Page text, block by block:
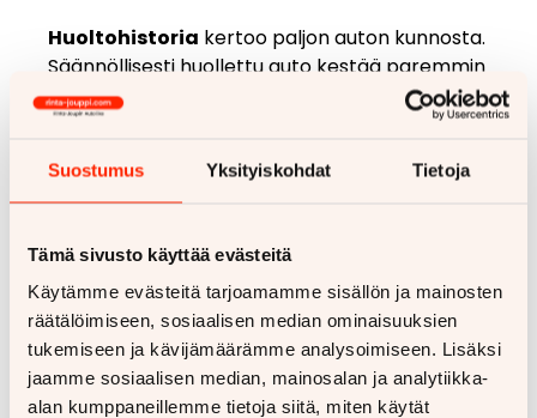
Suostumus Yksityiskohdat Tietoja
Tämä sivusto käyttää evästeitä
Käytämme evästeitä tarjoamamme sisällön ja mainosten
räätälöimiseen, sosiaalisen median ominaisuuksien
tukemiseen ja kävijämäärämme analysoimiseen. Lisäksi
jaamme sosiaalisen median, mainosalan ja analytiikka-
alan kumppaneillemme tietoja siitä, miten käytät
Huoltohistoria kertoo paljon auton kunnosta.
Säännöllisesti huollettu auto kestää paremmin
ja säilyttää arvonsa. Kysy aina huoltokirja
nähtäväksi ja varmista, että huollot on tehty
Katsastustodistus
auto on hyvä merkki, mutta tarkasta silti
mahdolliset huomautukset. Meiltä ostettu auto
on aina todennäköisesti juuri katsastettu, tai
seuraavaan katsastukseen on vielä runsaasti
aikaa. Uusi auto tulee katsastaa kolmen
vuoden kuluttua rekisteröinnistä.